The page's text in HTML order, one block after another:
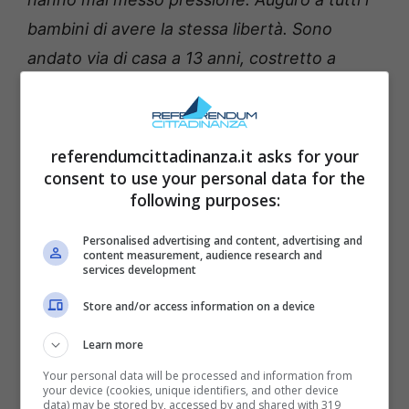
bambini di avere la stessa libertà. Sono
andato via di casa a 13 anni, costretto a
fare la lavanderia, a cucinare, a fare la spesa.
Per un genitore lasciare andare un figlio così
presto non è facile. Ci siamo persi molte
cose che sto cercando di recuperare
Parole che fanno pensare. Libertà, fiducia,
qui che nasce il suo “ghiaccio bollente”? La
forza delle lingue (e delle montagne). A Val
Fiscalina, l’aria è fresca e le identità si
intrecciano. Crescere in una zona bilingue
referendumcittadinanza.it asks for your
consent to use your personal data for the
following purposes:
Personalised advertising and content, advertising and
content measurement, audience research and
services development
Store and/or access information on a device
Learn more
Your personal data will be processed and information from
your device (cookies, unique identifiers, and other device
data) may be stored by, accessed by and shared with 319